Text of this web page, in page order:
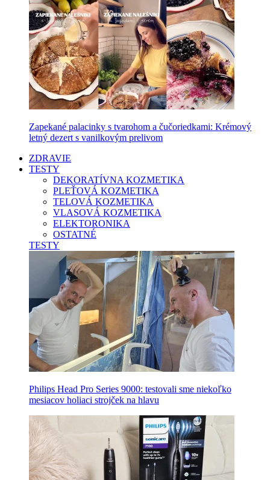
Zapekané palacinky s tvarohom a čučoriedkami: Krémový
letný dezert s vanilkovým prelivom
ZDRAVIE
TESTY
DEKORATÍVNA KOZMETIKA
PLEŤOVÁ KOZMETIKA
TELOVÁ KOZMETIKA
VLASOVÁ KOZMETIKA
ELEKTORONIKA
OSTATNÉ
TESTY
Philips Head Pro Series 9000: testovali sme niekoľko
mesiacov holiaci strojček na hlavu